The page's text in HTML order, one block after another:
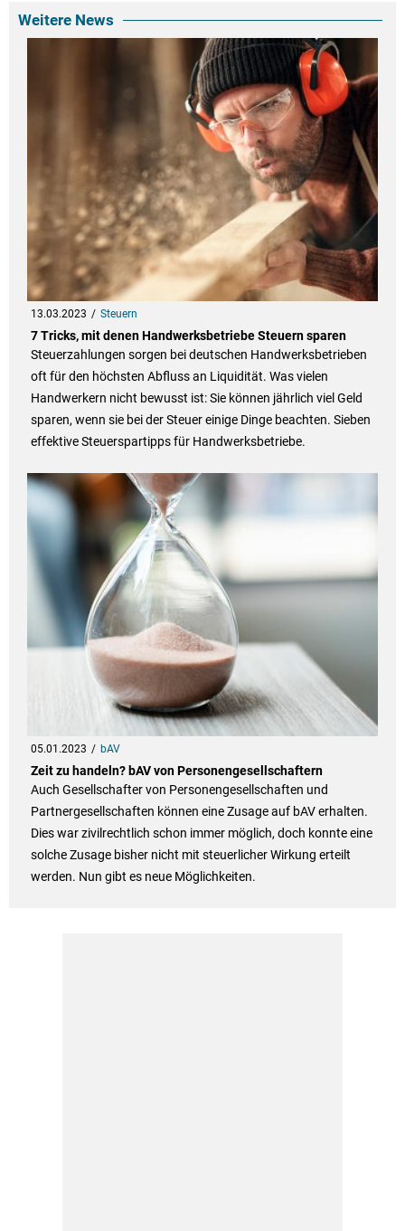
Weitere News
13.03.2023 Steuern
7 Tricks, mit denen Handwerksbetriebe Steuern sparen
Steuerzahlungen sorgen bei deutschen Handwerksbetrieben
oft für den höchsten Abfluss an Liquidität. Was vielen
Handwerkern nicht bewusst ist: Sie können jährlich viel Geld
sparen, wenn sie bei der Steuer einige Dinge beachten. Sieben
effektive Steuerspartipps für Handwerksbetriebe.
05.01.2023 bAV
Zeit zu handeln? bAV von Personengesellschaftern
Auch Gesellschafter von Personengesellschaften und
Partnergesellschaften können eine Zusage auf bAV erhalten.
Dies war zivilrechtlich schon immer möglich, doch konnte eine
solche Zusage bisher nicht mit steuerlicher Wirkung erteilt
werden. Nun gibt es neue Möglichkeiten.